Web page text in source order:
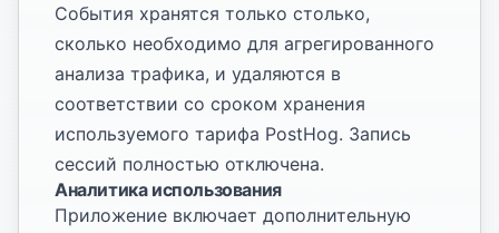
События хранятся только столько,
сколько необходимо для агрегированного
анализа трафика, и удаляются в
соответствии со сроком хранения
используемого тарифа PostHog. Запись
сессий полностью отключена.
Аналитика использования
Приложение включает дополнительную